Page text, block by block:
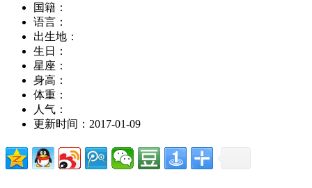
国籍：
语言：
出生地：
生日：
星座：
身高：
体重：
人气：
更新时间：2017-01-09